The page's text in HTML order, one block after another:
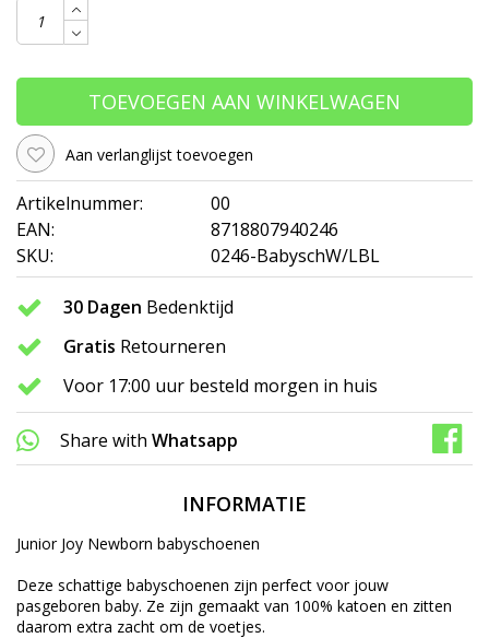
TOEVOEGEN AAN WINKELWAGEN
Aan verlanglijst toevoegen
Artikelnummer:
00
EAN:
8718807940246
SKU:
0246-BabyschW/LBL
30 Dagen Bedenktijd
Gratis Retourneren
Voor 17:00 uur besteld morgen in huis
Share with Whatsapp
INFORMATIE
Junior Joy Newborn babyschoenen
Deze schattige babyschoenen zijn perfect voor jouw
pasgeboren baby. Ze zijn gemaakt van 100% katoen en zitten
daarom extra zacht om de voetjes.